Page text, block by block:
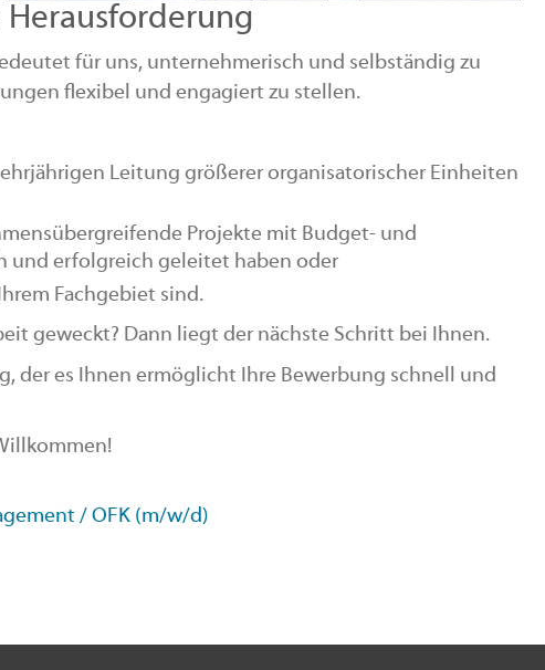
für uns, unternehmerisch und selbständig zu
flexibel und engagiert zu stellen.
Leitung größerer organisatorischer Einheiten
Projekte mit Budget- und
und erfolgreich geleitet haben oder
Fachgebiet sind.
geweckt? Dann liegt der nächste Schritt bei Ihnen.
der es Ihnen ermöglicht Ihre Bewerbung schnell und
/ OFK (m/w/d)